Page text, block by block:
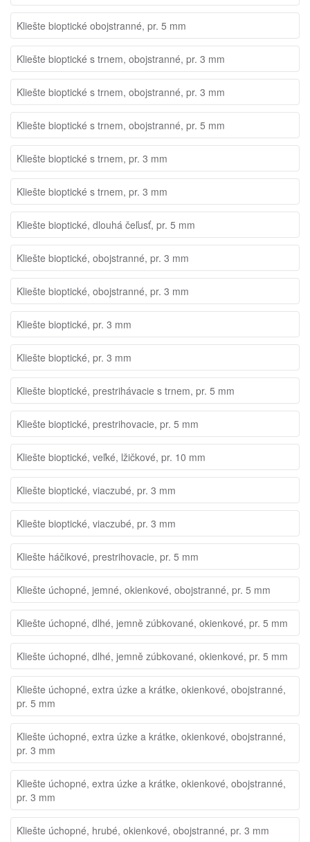
Kliešte bioptické obojstranné, pr. 5 mm
Kliešte bioptické s trnem, obojstranné, pr. 3 mm
Kliešte bioptické s trnem, obojstranné, pr. 3 mm
Kliešte bioptické s trnem, obojstranné, pr. 5 mm
Kliešte bioptické s trnem, pr. 3 mm
Kliešte bioptické s trnem, pr. 3 mm
Kliešte bioptické, dlouhá čeľusť, pr. 5 mm
Kliešte bioptické, obojstranné, pr. 3 mm
Kliešte bioptické, obojstranné, pr. 3 mm
Kliešte bioptické, pr. 3 mm
Kliešte bioptické, pr. 3 mm
Kliešte bioptické, prestrihávacie s trnem, pr. 5 mm
Kliešte bioptické, prestrihovacie, pr. 5 mm
Kliešte bioptické, veľké, lžičkové, pr. 10 mm
Kliešte bioptické, viaczubé, pr. 3 mm
Kliešte bioptické, viaczubé, pr. 3 mm
Kliešte háčikové, prestrihovacie, pr. 5 mm
Kliešte úchopné, jemné, okienkové, obojstranné, pr. 5 mm
Kliešte úchopné, dlhé, jemně zúbkované, okienkové, pr. 5 mm
Kliešte úchopné, dlhé, jemně zúbkované, okienkové, pr. 5 mm
Kliešte úchopné, extra úzke a krátke, okienkové, obojstranné,
pr. 5 mm
Kliešte úchopné, extra úzke a krátke, okienkové, obojstranné,
pr. 3 mm
Kliešte úchopné, extra úzke a krátke, okienkové, obojstranné,
pr. 3 mm
Kliešte úchopné, hrubé, okienkové, obojstranné, pr. 3 mm